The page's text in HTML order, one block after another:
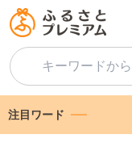
注目ワード